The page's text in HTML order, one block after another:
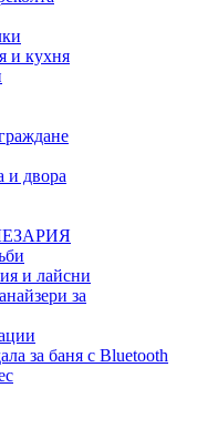
и кухня
и двора
и лайсни
за
за баня с Bluetooth